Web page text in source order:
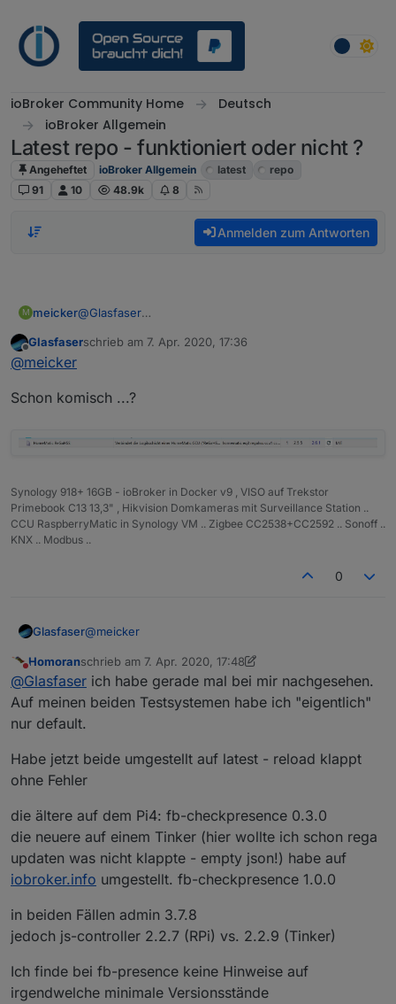
ioBroker Community Home
Deutsch
ioBroker Allgemein
Latest repo - funktioniert oder nicht ?
Angeheftet ioBroker Allgemein latest
repo
91
10 48.9k 8
Anmelden zum Antworten
M meicker@Glasfaser
Offline
Glasfaserschrieb am 7. Apr. 2020, 17:36
zuletzt editiert von
@meicker
Schon komisch ...?
Synology 918+ 16GB - ioBroker in Docker v9 , VISO auf Trekstor
Primebook C13 13,3" , Hikvision Domkameras mit Surveillance Station ..
CCU RaspberryMatic in Synology VM .. Zigbee CC2538+CC2592 .. Sonoff ..
KNX .. Modbus ..
0
Glasfaser@meicker
Schon komisch ...?
Nicht stören
Homoranschrieb am 7. Apr. 2020, 17:48
zuletzt editiert von Homoran4. Juli 2020, 19:54
@Glasfaser ich habe gerade mal bei mir nachgesehen.
Auf meinen beiden Testsystemen habe ich "eigentlich"
nur default.
Habe jetzt beide umgestellt auf latest - reload klappt
ohne Fehler
die ältere auf dem Pi4: fb-checkpresence 0.3.0
die neuere auf einem Tinker (hier wollte ich schon rega
updaten was nicht klappte - empty json!) habe auf
iobroker.info umgestellt. fb-checkpresence 1.0.0
in beiden Fällen admin 3.7.8
jedoch js-controller 2.2.7 (RPi) vs. 2.2.9 (Tinker)
Ich finde bei fb-presence keine Hinweise auf
irgendwelche minimale Versionsstände